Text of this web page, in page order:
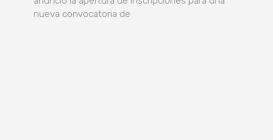
nueva convocatoria de